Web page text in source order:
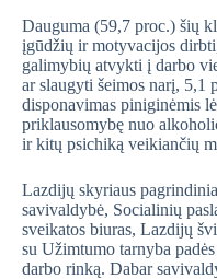
Dauguma (59,7 proc.) šių
įgūdžių ir motyvacijos
galimybių atvykti į darbo
ar slaugyti šeimos narį, 5,1
disponavimas piniginėmis
priklausomybę nuo
ir kitų psichiką veikiančių
Lazdijų skyriaus
savivaldybė, Socialinių
sveikatos biuras, Lazdijų
su Užimtumo tarnyba
darbo rinką. Dabar